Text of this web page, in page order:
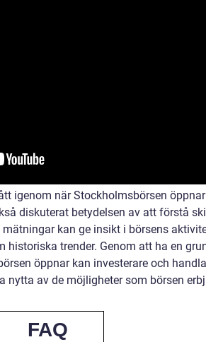
igenom när Stockholmsbörsen
diskuterat betydelsen av att förstå
kan ge insikt i börsens
historiska trender. Genom att ha en
öppnar kan investerare och
nytta av de möjligheter som börsen
FAQ